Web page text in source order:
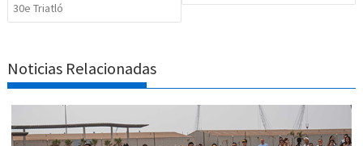
30e Triatló
Noticias Relacionadas